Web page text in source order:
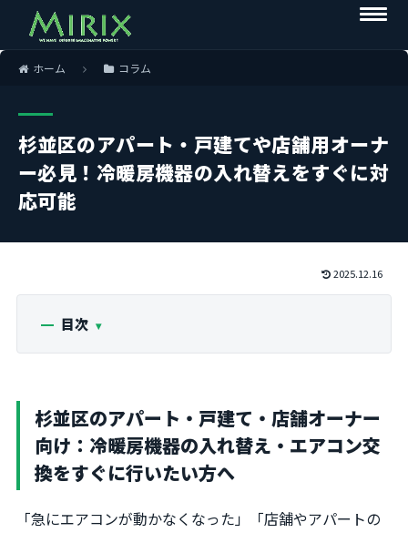
ホーム コラム
杉並区のアパート・戸建てや店舗用オーナ
ー必見！冷暖房機器の入れ替えをすぐに対
応可能
2025.12.16
目次
杉並区のアパート・戸建て・店舗オーナー
向け：冷暖房機器の入れ替え・エアコン交
換をすぐに行いたい方へ
「急にエアコンが動かなくなった」「店舗やアパートの